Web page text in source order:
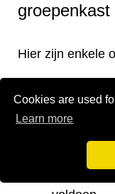
Cookies are used
Learn more
Hier zijn enkele
Onjuiste
Te kleine